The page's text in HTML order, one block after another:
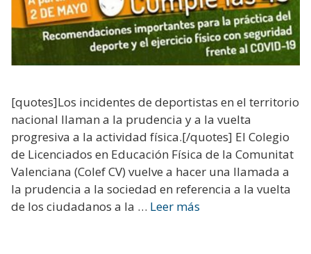
[quotes]Los incidentes de deportistas en el territorio
nacional llaman a la prudencia y a la vuelta
progresiva a la actividad física.[/quotes] El Colegio
de Licenciados en Educación Física de la Comunitat
Valenciana (Colef CV) vuelve a hacer una llamada a
la prudencia a la sociedad en referencia a la vuelta
de los ciudadanos a la … Leer más